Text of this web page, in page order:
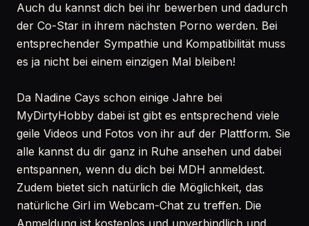
Auch du kannst dich bei ihr bewerben und dadurch
der Co-Star in ihrem nächsten Porno werden. Bei
entsprechender Sympathie und Kompatibilität muss
es ja nicht bei einem einzigen Mal bleiben!
Da Nadine Cays schon einige Jahre bei
MyDirtyHobby dabei ist gibt es entsprechend viele
geile Videos und Fotos von ihr auf der Plattform. Sie
alle kannst du dir ganz in Ruhe ansehen und dabei
entspannen, wenn du dich bei MDH anmeldest.
Zudem bietet sich natürlich die Möglichkeit, das
natürliche Girl im Webcam-Chat zu treffen. Die
Anmeldung ist kostenlos und unverbindlich und